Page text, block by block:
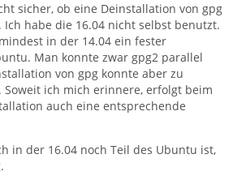
sicher, ob eine Deinstallation von gpg
habe die 16.04 nicht selbst benutzt.
in der 14.04 ein fester
Man konnte zwar gpg2 parallel
von gpg konnte aber zu
ich mich erinnere, erfolgt beim
auch eine entsprechende
in der 16.04 noch Teil des Ubuntu ist,